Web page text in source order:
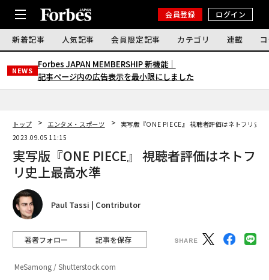
会員登録 ログイン
新着記事 人気記事 会員限定記事 カテゴリ 連載
NEWS
Forbes JAPAN MEMBERSHIP 新機能｜
記事ページ内の広告表示を最小限にしました
トップ エンタメ・スポーツ
実写版『ONE PIECE』 視聴者評価はネトフリ史上
2023.09.05 11:15
実写版『ONE PIECE』 視聴者評価はネトフ
リ史上最高水準
Paul Tassi | Contributor
著者フォロー 記事を保存
MeSamong / Shutterstock.com